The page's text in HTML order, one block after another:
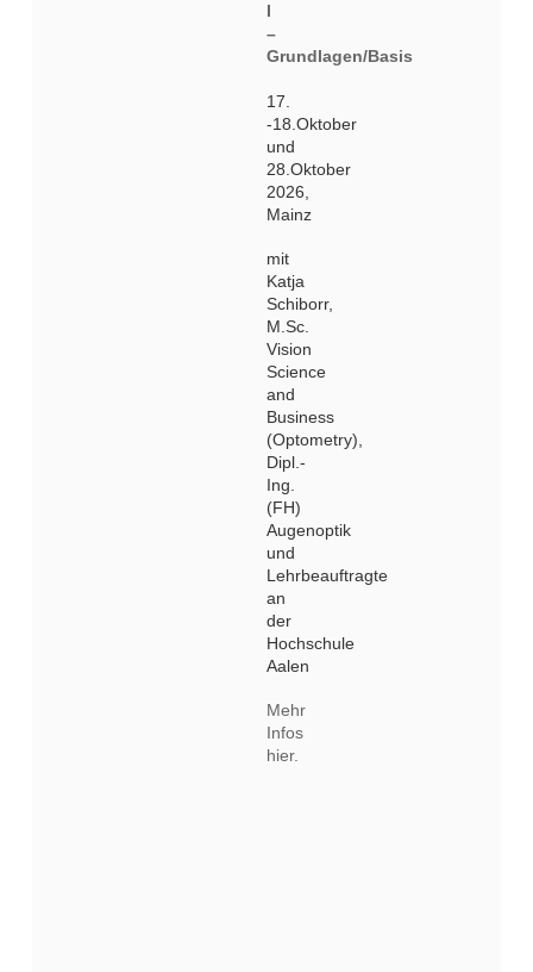
I
–
Grundlagen/Basis
17.
-18.Oktober
und
28.Oktober
2026,
Mainz
mit
Katja
Schiborr,
M.Sc.
Vision
Science
and
Business
(Optometry),
Dipl.-
Ing.
(FH)
Augenoptik
und
Lehrbeauftragte
an
der
Hochschule
Aalen
Mehr
Infos
hier.